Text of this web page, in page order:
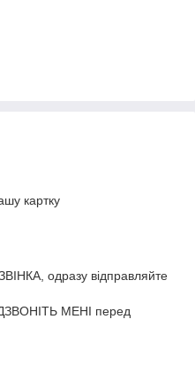
картку
одразу відправляйте
МЕНІ перед